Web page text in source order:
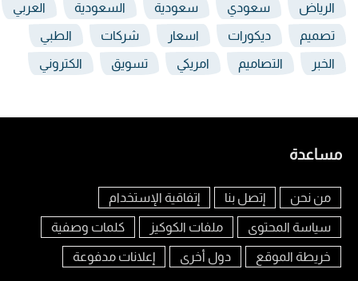
الرياض سعودي سعودية السعودية العربي
تصميم ديكورات اسعار شركات الطبي
الخبر التصاميم امريكي تسويق الكتروني
مساعدة
من نحن إتصل بنا إتفاقية الإستخدام
سياسة المحتوى ملفات الكوكيز كلمات وصفية
خريطة الموقع دول أخرى إعلانات مدفوعة